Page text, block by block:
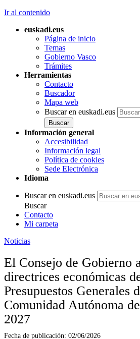
Ir al contenido
euskadi.eus
Página de inicio
Temas
Gobierno Vasco
Trámites
Herramientas
Contacto
Buscador
Mapa web
Buscar en euskadi.eus
Información general
Accesibilidad
Información legal
Política de cookies
Sede Electrónica
Idioma
Buscar en euskadi.eus
Buscar
Contacto
Mi carpeta
Noticias
El Consejo de Gobierno
directrices económicas
Presupuestos Generales
Comunidad Autónoma
2027
Fecha de publicación: 02/06/2026